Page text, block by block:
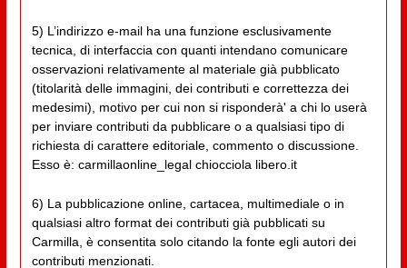
5) L’indirizzo e-mail ha una funzione esclusivamente
tecnica, di interfaccia con quanti intendano comunicare
osservazioni relativamente al materiale già pubblicato
(titolarità delle immagini, dei contributi e correttezza dei
medesimi), motivo per cui non si risponderà' a chi lo userà
per inviare contributi da pubblicare o a qualsiasi tipo di
richiesta di carattere editoriale, commento o discussione.
Esso è: carmillaonline_legal chiocciola libero.it
6) La pubblicazione online, cartacea, multimediale o in
qualsiasi altro format dei contributi già pubblicati su
Carmilla, è consentita solo citando la fonte egli autori dei
contributi menzionati.